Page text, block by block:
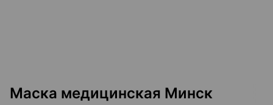
Маска медицинская Минск